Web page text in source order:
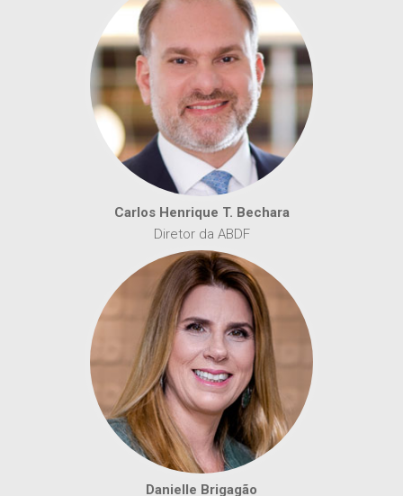
Carlos Henrique T. Bechara
Diretor da ABDF
Danielle Brigagão